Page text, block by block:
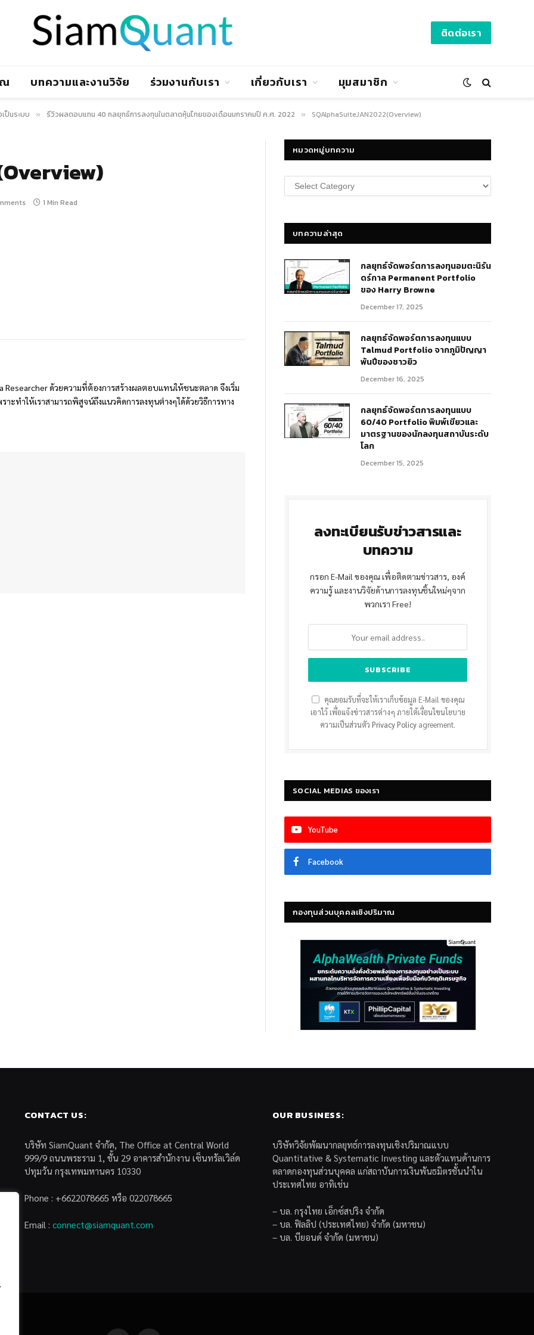
ติดต่อเรา
บทความและงานวิจัย ร่วมงานกับเรา เกี่ยวกับเรา มุมสมาชิก
ป็นระบบ » รีวิวผลตอบแทน 40 กลยุทธ์การลงทุนในตลาดหุ้นไทยของเดือนมกราคมปี ค.ศ. 2022 » SQAlphaSuiteJAN2022(Overview)
1 Min Read
Researcher ด้วยความที่ต้องการสร้างผลตอบแทนให้ชนะตลาด จึงเริ่ม
ะทำให้เราสามารถพิสูจน์ถึงแนวคิดการลงทุนต่างๆได้ด้วยวิธีการทาง
หมวดหมู่บทความ
หมวด
หมู่
บทความล่าสุด
กลยุทธ์​จัดพอร์ตการลงทุนอมตะนิรัน
ดร์กาล Permanent Portfolio
ของ Harry Browne
December 17, 2025
กลยุทธ์จัดพอร์ตการลงทุนแบบ
Talmud Portfolio จากภูมิปัญญา
พันปีของชาวยิว
December 16, 2025
กลยุทธ์จัดพอร์ตการลงทุนแบบ
60/40 Portfolio พิมพ์เขียวและ
มาตรฐานของนักลงทุนสถาบันระดับ
โลก
December 15, 2025
ลงทะเบียนรับข่าวสารและ
บทความ
กรอก E-Mail ของคุณ เพื่อติดตามข่าวสาร, องค์
ความรู้ และงานวิจัยด้านการลงทุนชิ้นใหม่ๆจาก
พวกเรา Free!
คุณยอมรับที่จะให้เราเก็บข้อมูล E-Mail ของคุณ
เอาไว้ เพื่อแจ้งข่าวสารต่างๆ ภายใต้เงื่อนไขนโยบาย
ความเป็นส่วนตัว Privacy Policy agreement.
SOCIAL MEDIAS ของเรา
YouTube
Facebook
กองทุนส่วนบุคคลเชิงปริมาณ
CONTACT US:
บริษัท SiamQuant จำกัด, The Office at Central World
999/9 ถนนพระราม 1, ชั้น 29 อาคารสำนักงาน เซ็นทรัลเวิล์ด
ปทุมวัน กรุงเทพมหานคร 10330
Phone : +6622078665 หรือ 022078665
Email : connect@siamquant.com
OUR BUSINESS:
บริษัทวิจัยพัฒนากลยุทธ์การลงทุนเชิงปริมาณแบบ
Quantitative & Systematic Investing และตัวแทนด้านการ
ตลาดกองทุนส่วนบุคคล แก่สถาบันการเงินพันธมิตรชั้นนำใน
ประเทศไทย อาทิเช่น
– บล. กรุงไทย เอ็กซ์สปริง จำกัด
– บล. ฟิลลิป (ประเทศไทย) จำกัด (มหาชน)
– บล. บียอนด์ จำกัด (มหาชน)